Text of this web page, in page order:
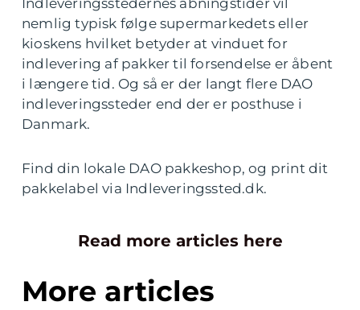
Indleveringsstedernes åbningstider vil
nemlig typisk følge supermarkedets eller
kioskens hvilket betyder at vinduet for
indlevering af pakker til forsendelse er åbent
i længere tid. Og så er der langt flere DAO
indleveringssteder end der er posthuse i
Danmark.
Find din lokale DAO pakkeshop, og print dit
pakkelabel via Indleveringssted.dk.
Read more articles here
More articles